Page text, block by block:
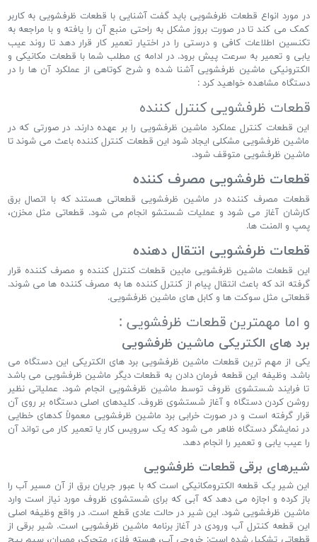
در مورد انواع قطعات ظرفشویی باید گفت آشنایی با قطعات ظرفشویی به کاربر
کمک می کند تا در صورت بروز مشکل به راحتی منبع آن را یافته و با مراجعه به
تکنسین اطلاعات کافی و درستی را در اختیار تعمیر کار قرار دهد تا روند عیب
یابی و تعمیر به سرعت پیش برود. در ادامه ی مطلب شما با قطعات مکانیکی و
الکترونیکی ماشین ظرفشویی آشنا شده و شرح کوتاهی از عملکرد آن ها را در
دستگاه مشاهده خواهید کرد :
قطعات ظرفشویی کنترل کننده
این قطعات کنترل عملکرد ماشین ظرفشویی را بر عهده دارند. در صورتی که در
ماشین ظرفشویی مشکلی ایجاد شود این قطعات کنترل کننده باعث می شوند تا
ماشین ظرفشویی متوقف شود.
قطعات ظرفشویی مصرف کننده
قطعات مصرف کننده در ماشین ظرفشویی قطعاتی هستند که با اتصال برق
کارشان آغاز می شود و عملیات شستشو انجام می شود. قطعاتی مثل مخزن،
پمپ و المنت ها.
قطعات ظرفشویی انتقال دهنده
این قطعات ماشین ظرفشویی مابین قطعات کنترل کننده و مصرف کننده قرار
گرفته اند که باعث انتقال پیام از کنترل کننده ها به مصرف کننده ها می شوند.
قطعاتی مثل سوکت ها و کابل های ماشین ظرفشویی.
و اما مهمترین قطعات ظرفشویی :
برد های الکتریکی ماشین ظرفشویی
یکی از مهم ترین قطعات ماشین ظرفشویی برد های الکتریکی این دستگاه می
باشد. وظیفه این قطعه فرمان دادن به قطعات دیگر ماشین ظرفشویی می باشد
تا فرایند شستشوی ظروف توسط ماشین ظرفشویی انجام شود. عملیاتی نظیر
روشن کردن دستگاه و آغاز شستشوی ظروف. کلیدهای اصلی دستگاه بر روی آن
قرار گرفته است و در صورت خرابی برد ماشین ظرفشویی معمولاً کدهای خطایی
در نمایشگر دستگاه ظاهر می شود که یک سرویس کار یا تعمیر کار می تواند آن
را عیب یابی و تعمیر را انجام دهد.
شیرهای برقی قطعات ظرفشویی
این شیر یک قطعه الکترومکانیکی است که با عبور جریان برق از آن مسیر آب را
باز کرده و اجازه می دهد که آبی که برای شستشوی ظروف مورد نیاز است وارد
ماشین ظرفشویی شود. این شیر در حالت عادی قطع است. در واقع وظیفه اصلی
این قطعه کنترل آب ورودی در آغاز برنامه ماشین ظرفشویی است. شیر برقی از